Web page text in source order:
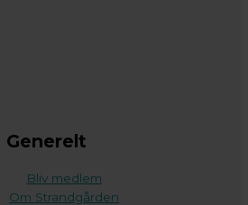
Generelt
Bliv medlem
Om Strandgården